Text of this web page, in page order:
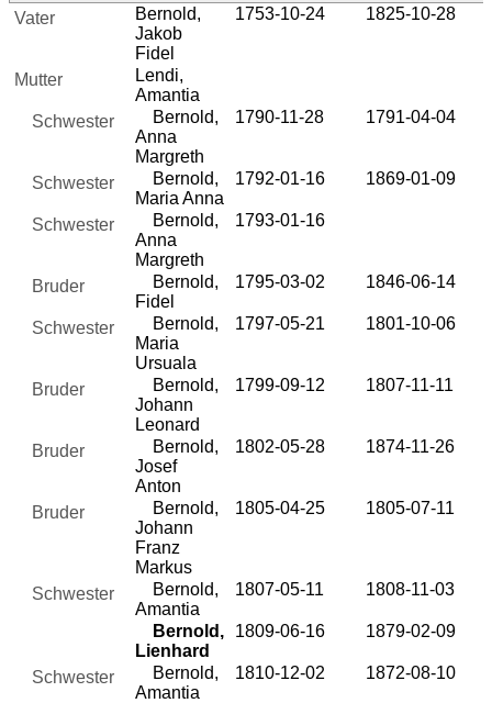
Vater
Bernold,
Jakob
Fidel
1753-10-24 1825-10-28
Mutter
Lendi,
Amantia
Schwester
Bernold,
Anna
Margreth
1790-11-28 1791-04-04
Schwester
Bernold,
Maria Anna
1792-01-16 1869-01-09
Schwester
Bernold,
Anna
Margreth
1793-01-16
Bruder
Bernold,
Fidel
1795-03-02 1846-06-14
Schwester
Bernold,
Maria
Ursuala
1797-05-21 1801-10-06
Bruder
Bernold,
Johann
Leonard
1799-09-12 1807-11-11
Bruder
Bernold,
Josef
Anton
1802-05-28 1874-11-26
Bruder
Bernold,
Johann
Franz
Markus
1805-04-25 1805-07-11
Schwester
Bernold,
Amantia
1807-05-11 1808-11-03
Bernold,
Lienhard
1809-06-16 1879-02-09
Schwester
Bernold,
Amantia
1810-12-02 1872-08-10